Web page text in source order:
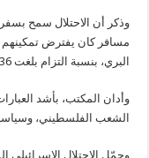
مسافر كان يفترض تمكينهم
البري، بنسبة التزام بلغت 36%.
وأدان المكتب، بأشد
الشعب الفلسطيني،
وحمّل الاحتلال الإسرائيلي